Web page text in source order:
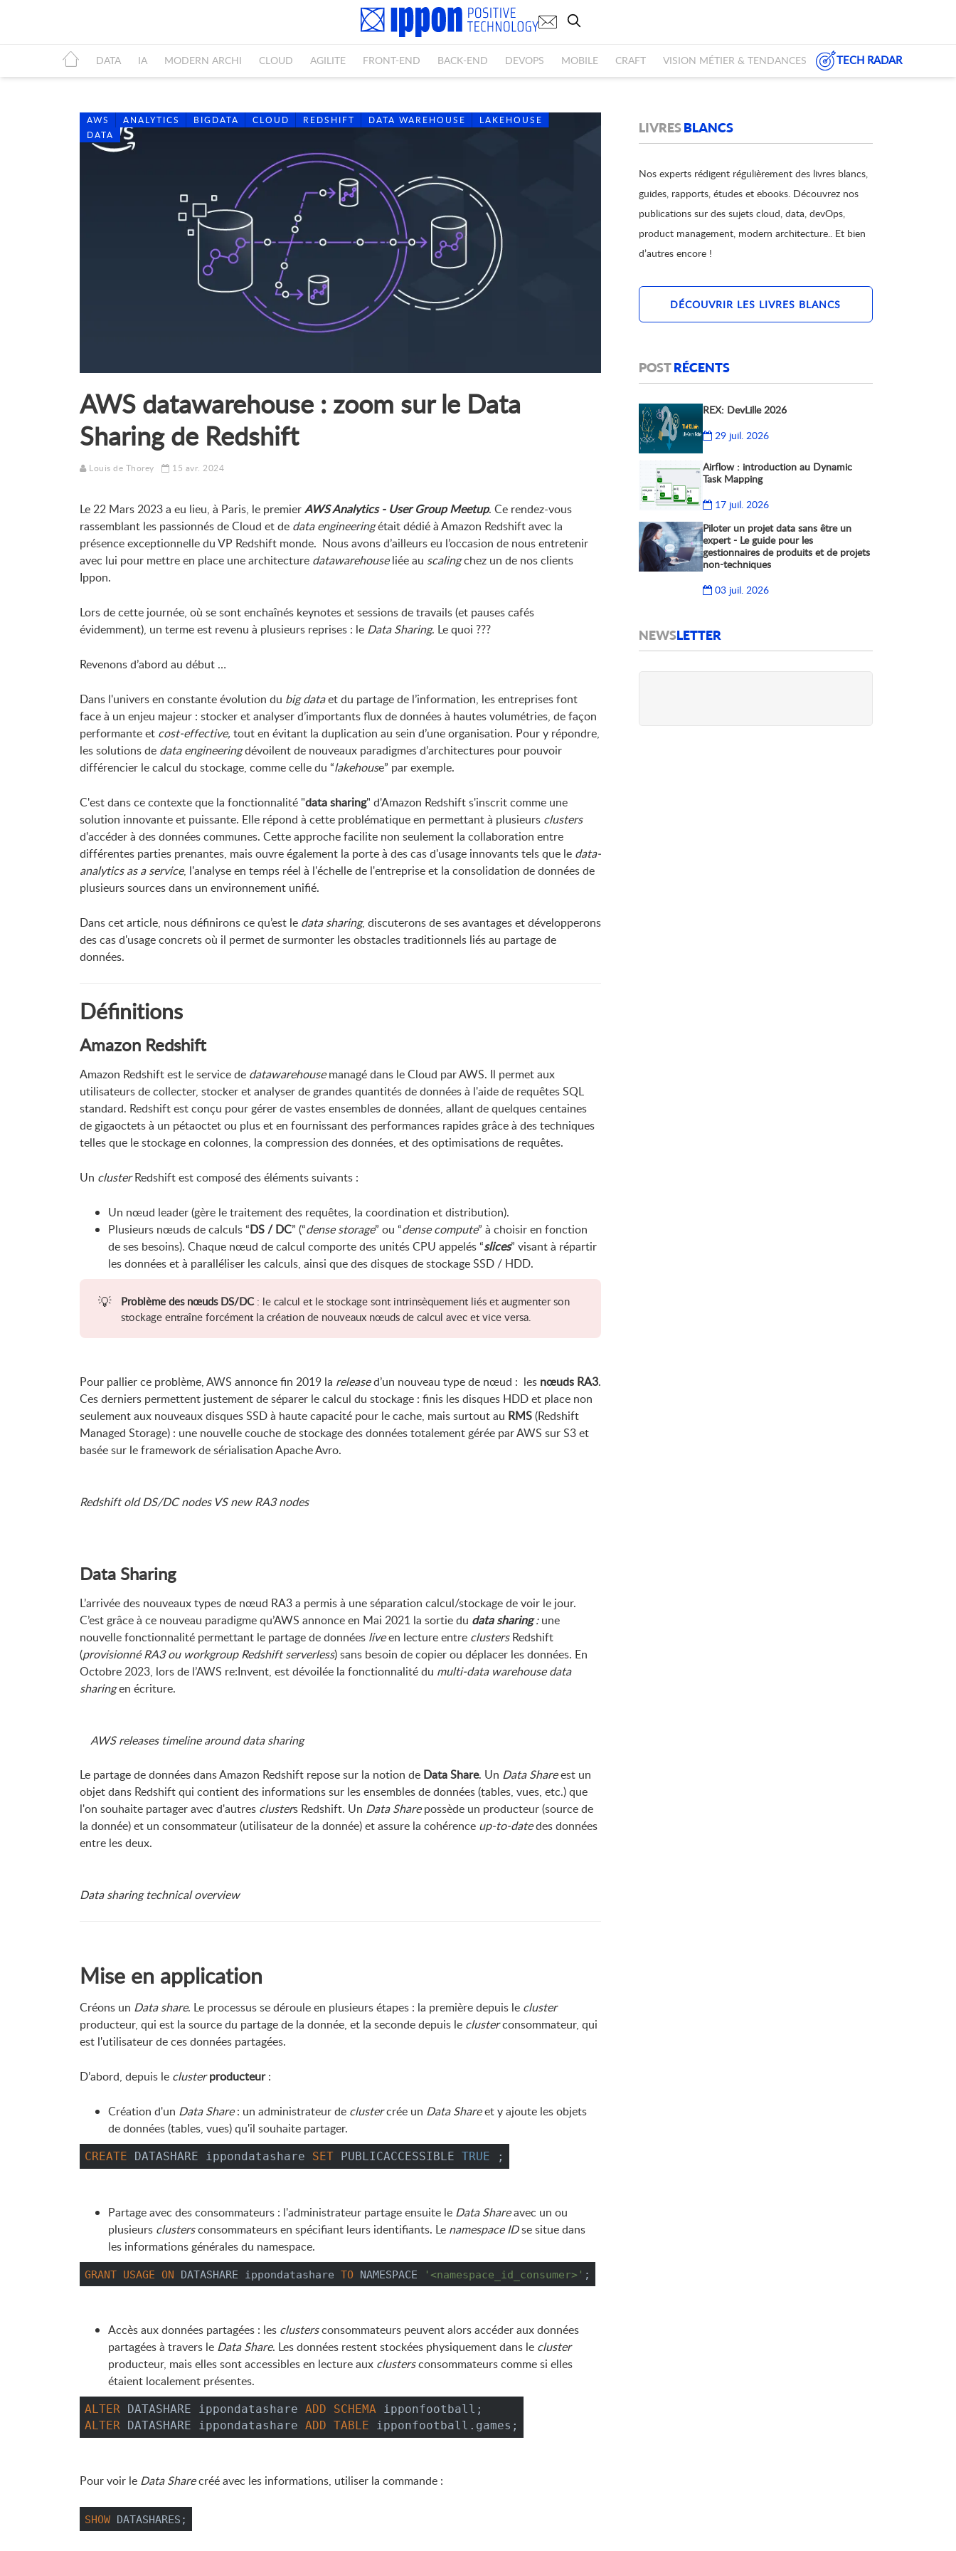
DATA IA MODERN ARCHI CLOUD AGILITE FRONT-END BACK-END DEVOPS MOBILE CRAFT VISION MÉTIER & TENDANCES TECH RADAR
AWS ANALYTICS BIGDATA CLOUD REDSHIFT DATA WAREHOUSE
LAKEHOUSE
DATA
AWS datawarehouse : zoom sur le Data
Sharing de Redshift
Louis de Thorey 15 avr. 2024
Le 22 Mars 2023 a eu lieu, à Paris, le premierAWS Analytics - User Group Meetup. Ce rendez-vous
rassemblant les passionnés de Cloud et de data engineeringétait dédié à Amazon Redshift avec la
présence exceptionnelle du VP Redshift monde. Nous avons d’ailleurs eu l’occasion de nous entretenir
avec lui pour mettre en place une architecture datawarehouseliée au scalingchez un de nos clients
Ippon.
Lors de cette journée, où se sont enchaînés keynotes et sessions de travails (et pauses cafés
évidemment), un terme est revenu à plusieurs reprises : le Data Sharing. Le quoi ???
Revenons d’abord au début …
Dans l'univers en constante évolution du big dataet du partage de l’information, les entreprises font
face à un enjeu majeur : stocker et analyser d’importants flux de données à hautes volumétries, de façon
performante et cost-effective, tout en évitant la duplication au sein d’une organisation. Pour y répondre,
les solutions de data engineeringdévoilent de nouveaux paradigmes d’architectures pour pouvoir
différencier le calcul du stockage, comme celle du “lakehouse” par exemple.
C'est dans ce contexte que la fonctionnalité "data sharing" d'Amazon Redshift s'inscrit comme une
solution innovante et puissante. Elle répond à cette problématique en permettant à plusieurs clusters
d'accéder à des données communes. Cette approche facilite non seulement la collaboration entre
différentes parties prenantes, mais ouvre également la porte à des cas d'usage innovants tels que le data-
analytics as a service, l'analyse en temps réel à l'échelle de l'entreprise et la consolidation de données de
plusieurs sources dans un environnement unifié.
Dans cet article, nous définirons ce qu’est le data sharing, discuterons de ses avantages et développerons
des cas d'usage concrets où il permet de surmonter les obstacles traditionnels liés au partage de
données.
Définitions
Amazon Redshift
Amazon Redshift est le service de datawarehousemanagé dans le Cloud par AWS. Il permet aux
utilisateurs de collecter, stocker et analyser de grandes quantités de données à l'aide de requêtes SQL
standard. Redshift est conçu pour gérer de vastes ensembles de données, allant de quelques centaines
de gigaoctets à un pétaoctet ou plus et en fournissant des performances rapides grâce à des techniques
telles que le stockage en colonnes, la compression des données, et des optimisations de requêtes.
Un clusterRedshift est composé des éléments suivants :
Un nœud leader (gère le traitement des requêtes, la coordination et distribution).
Plusieurs nœuds de calculs “DS / DC” (“dense storage” ou “dense compute” à choisir en fonction
de ses besoins). Chaque nœud de calcul comporte des unités CPU appelés “slices” visant à répartir
les données et à paralléliser les calculs, ainsi que des disques de stockage SSD / HDD.
💡 Problème des nœuds DS/DC: le calcul et le stockage sont intrinsèquement liés et augmenter son
stockage entraîne forcément la création de nouveaux nœuds de calcul avec et vice versa.
Pour pallier ce problème, AWS annonce fin 2019 la released’un nouveau type de nœud : les nœuds RA3.
Ces derniers permettent justement de séparer le calcul du stockage : finis les disques HDD et place non
seulement aux nouveaux disques SSD à haute capacité pour le cache, mais surtout au RMS(Redshift
Managed Storage) : une nouvelle couche de stockage des données totalement gérée par AWS sur S3 et
basée sur le framework de sérialisation Apache Avro.
Redshift old DS/DC nodes VS new RA3 nodes
Data Sharing
L’arrivée des nouveaux types de nœud RA3 a permis à une séparation calcul/stockage de voir le jour.
C’est grâce à ce nouveau paradigme qu’AWS annonce en Mai 2021 la sortie du data sharing:une
nouvelle fonctionnalité permettant le partage de données liveen lecture entre clustersRedshift
(provisionné RA3 ou workgroup Redshift serverless) sans besoin de copier ou déplacer les données. En
Octobre 2023, lors de l’AWS re:Invent, est dévoilée la fonctionnalité du multi-data warehouse data
sharingen écriture.
AWS releases timeline around data sharing
Le partage de données dans Amazon Redshift repose sur la notion de Data Share. Un Data Shareest un
objet dans Redshift qui contient des informations sur les ensembles de données (tables, vues, etc.) que
l'on souhaite partager avec d'autres clusters Redshift. Un Data Sharepossède un producteur (source de
la donnée) et un consommateur (utilisateur de la donnée) et assure la cohérence up-to-datedes données
entre les deux.
Data sharing technical overview
Mise en application
Créons un Data share. Le processus se déroule en plusieurs étapes : la première depuis le cluster
producteur, qui est la source du partage de la donnée, et la seconde depuis le clusterconsommateur, qui
est l'utilisateur de ces données partagées.
D’abord, depuis le cluster producteur:
Création d'un Data Share: un administrateur de clustercrée un Data Shareet y ajoute les objets
de données (tables, vues) qu'il souhaite partager.
CREATE DATASHARE ippondatashare SET PUBLICACCESSIBLE TRUE ;
Partage avec des consommateurs : l'administrateur partage ensuite le Data Shareavec un ou
plusieurs clustersconsommateurs en spécifiant leurs identifiants. Le namespace IDse situe dans
les informations générales du namespace.
GRANT USAGE ON DATASHARE ippondatashare TO NAMESPACE '<namespace_id_consumer>' ;
Accès aux données partagées : les clustersconsommateurs peuvent alors accéder aux données
partagées à travers le Data Share. Les données restent stockées physiquement dans le cluster
producteur, mais elles sont accessibles en lecture aux clustersconsommateurs comme si elles
étaient localement présentes.
ALTER DATASHARE ippondatashare ADD SCHEMA ipponfootball;
ALTER DATASHARE ippondatashare ADD TABLE ipponfootball.games;
Pour voir le Data Sharecréé avec les informations, utiliser la commande :
SHOW DATASHARES;
LIVRESBLANCS
Nos experts rédigent régulièrement des livres blancs,
guides, rapports, études et ebooks. Découvrez nos
publications sur des sujets cloud, data, devOps,
product management, modern architecture.. Et bien
d’autres encore !
DÉCOUVRIR LES LIVRES BLANCS
POSTRÉCENTS
REX: DevLille 2026
29 juil. 2026
Airflow : introduction au Dynamic
Task Mapping
17 juil. 2026
Piloter un projet data sans être un
expert - Le guide pour les
gestionnaires de produits et de projets
non-techniques
03 juil. 2026
NEWSLETTER